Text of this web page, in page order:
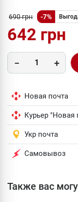
690 грн -7%
642 грн
Новая почта
Курьер "Новая
Укр почта
Самовывоз
Также вас